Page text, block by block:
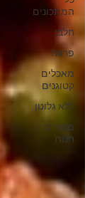
המתכונים
חלבי
פרווה
מאכלים
קטוגנים
ללא גלוטן
מוצרים
חנות